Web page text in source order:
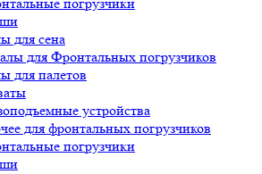
для сена
для Фронтальных погрузчиков
для палетов
устройства
для фронтальных погрузчиков
погрузчики